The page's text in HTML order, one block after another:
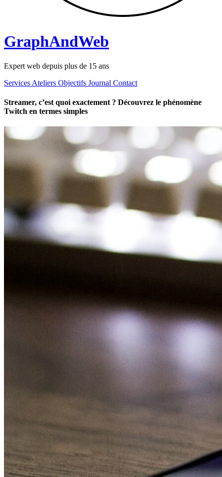
GraphAndWeb
Expert web depuis plus de 15 ans
Services Ateliers Objectifs Journal Contact
Streamer, c’est quoi exactement ? Découvrez le phénomène
Twitch en termes simples